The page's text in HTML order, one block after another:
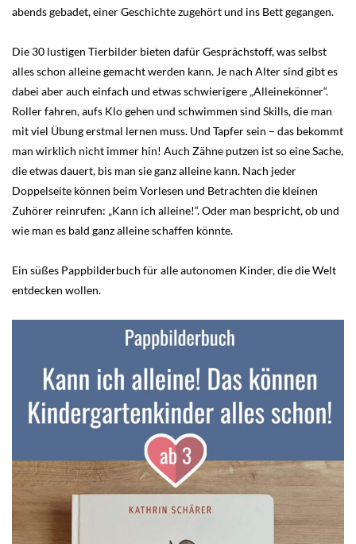
abends gebadet, einer Geschichte zugehört und ins Bett gegangen.
Die 30 lustigen Tierbilder bieten dafür Gesprächstoff, was selbst
alles schon alleine gemacht werden kann. Je nach Alter sind gibt es
dabei aber auch einfach und etwas schwierigere „Alleinekönner“.
Roller fahren, aufs Klo gehen und schwimmen sind Skills, die man
mit viel Übung erstmal lernen muss. Und Tapfer sein – das bekommt
man wirklich nicht immer hin! Auch Zähne putzen ist so eine Sache,
die etwas dauert, bis man sie ganz alleine kann. Nach jeder
Doppelseite können beim Vorlesen und Betrachten die kleinen
Zuhörer reinrufen: „Kann ich alleine!“. Oder man bespricht, ob und
wie man es bald ganz alleine schaffen könnte.
Ein süßes Pappbilderbuch für alle autonomen Kinder, die die Welt
entdecken wollen.